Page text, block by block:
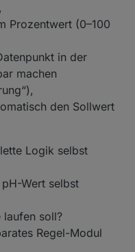
Prozentwert (0–100
in der
machen
den Sollwert
Logik selbst
Wert selbst
laufen soll?
Regel-Modul